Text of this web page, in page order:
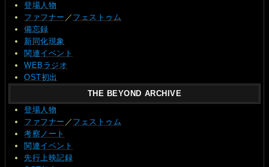
登場人物
ファフナー ／ フェストゥム
備忘録
新同化現象
関連イベント
WEBラジオ
OST初出
THE BEYOND ARCHIVE
登場人物
ファフナー ／ フェストゥム
考察ノート
関連イベント
先行上映記録